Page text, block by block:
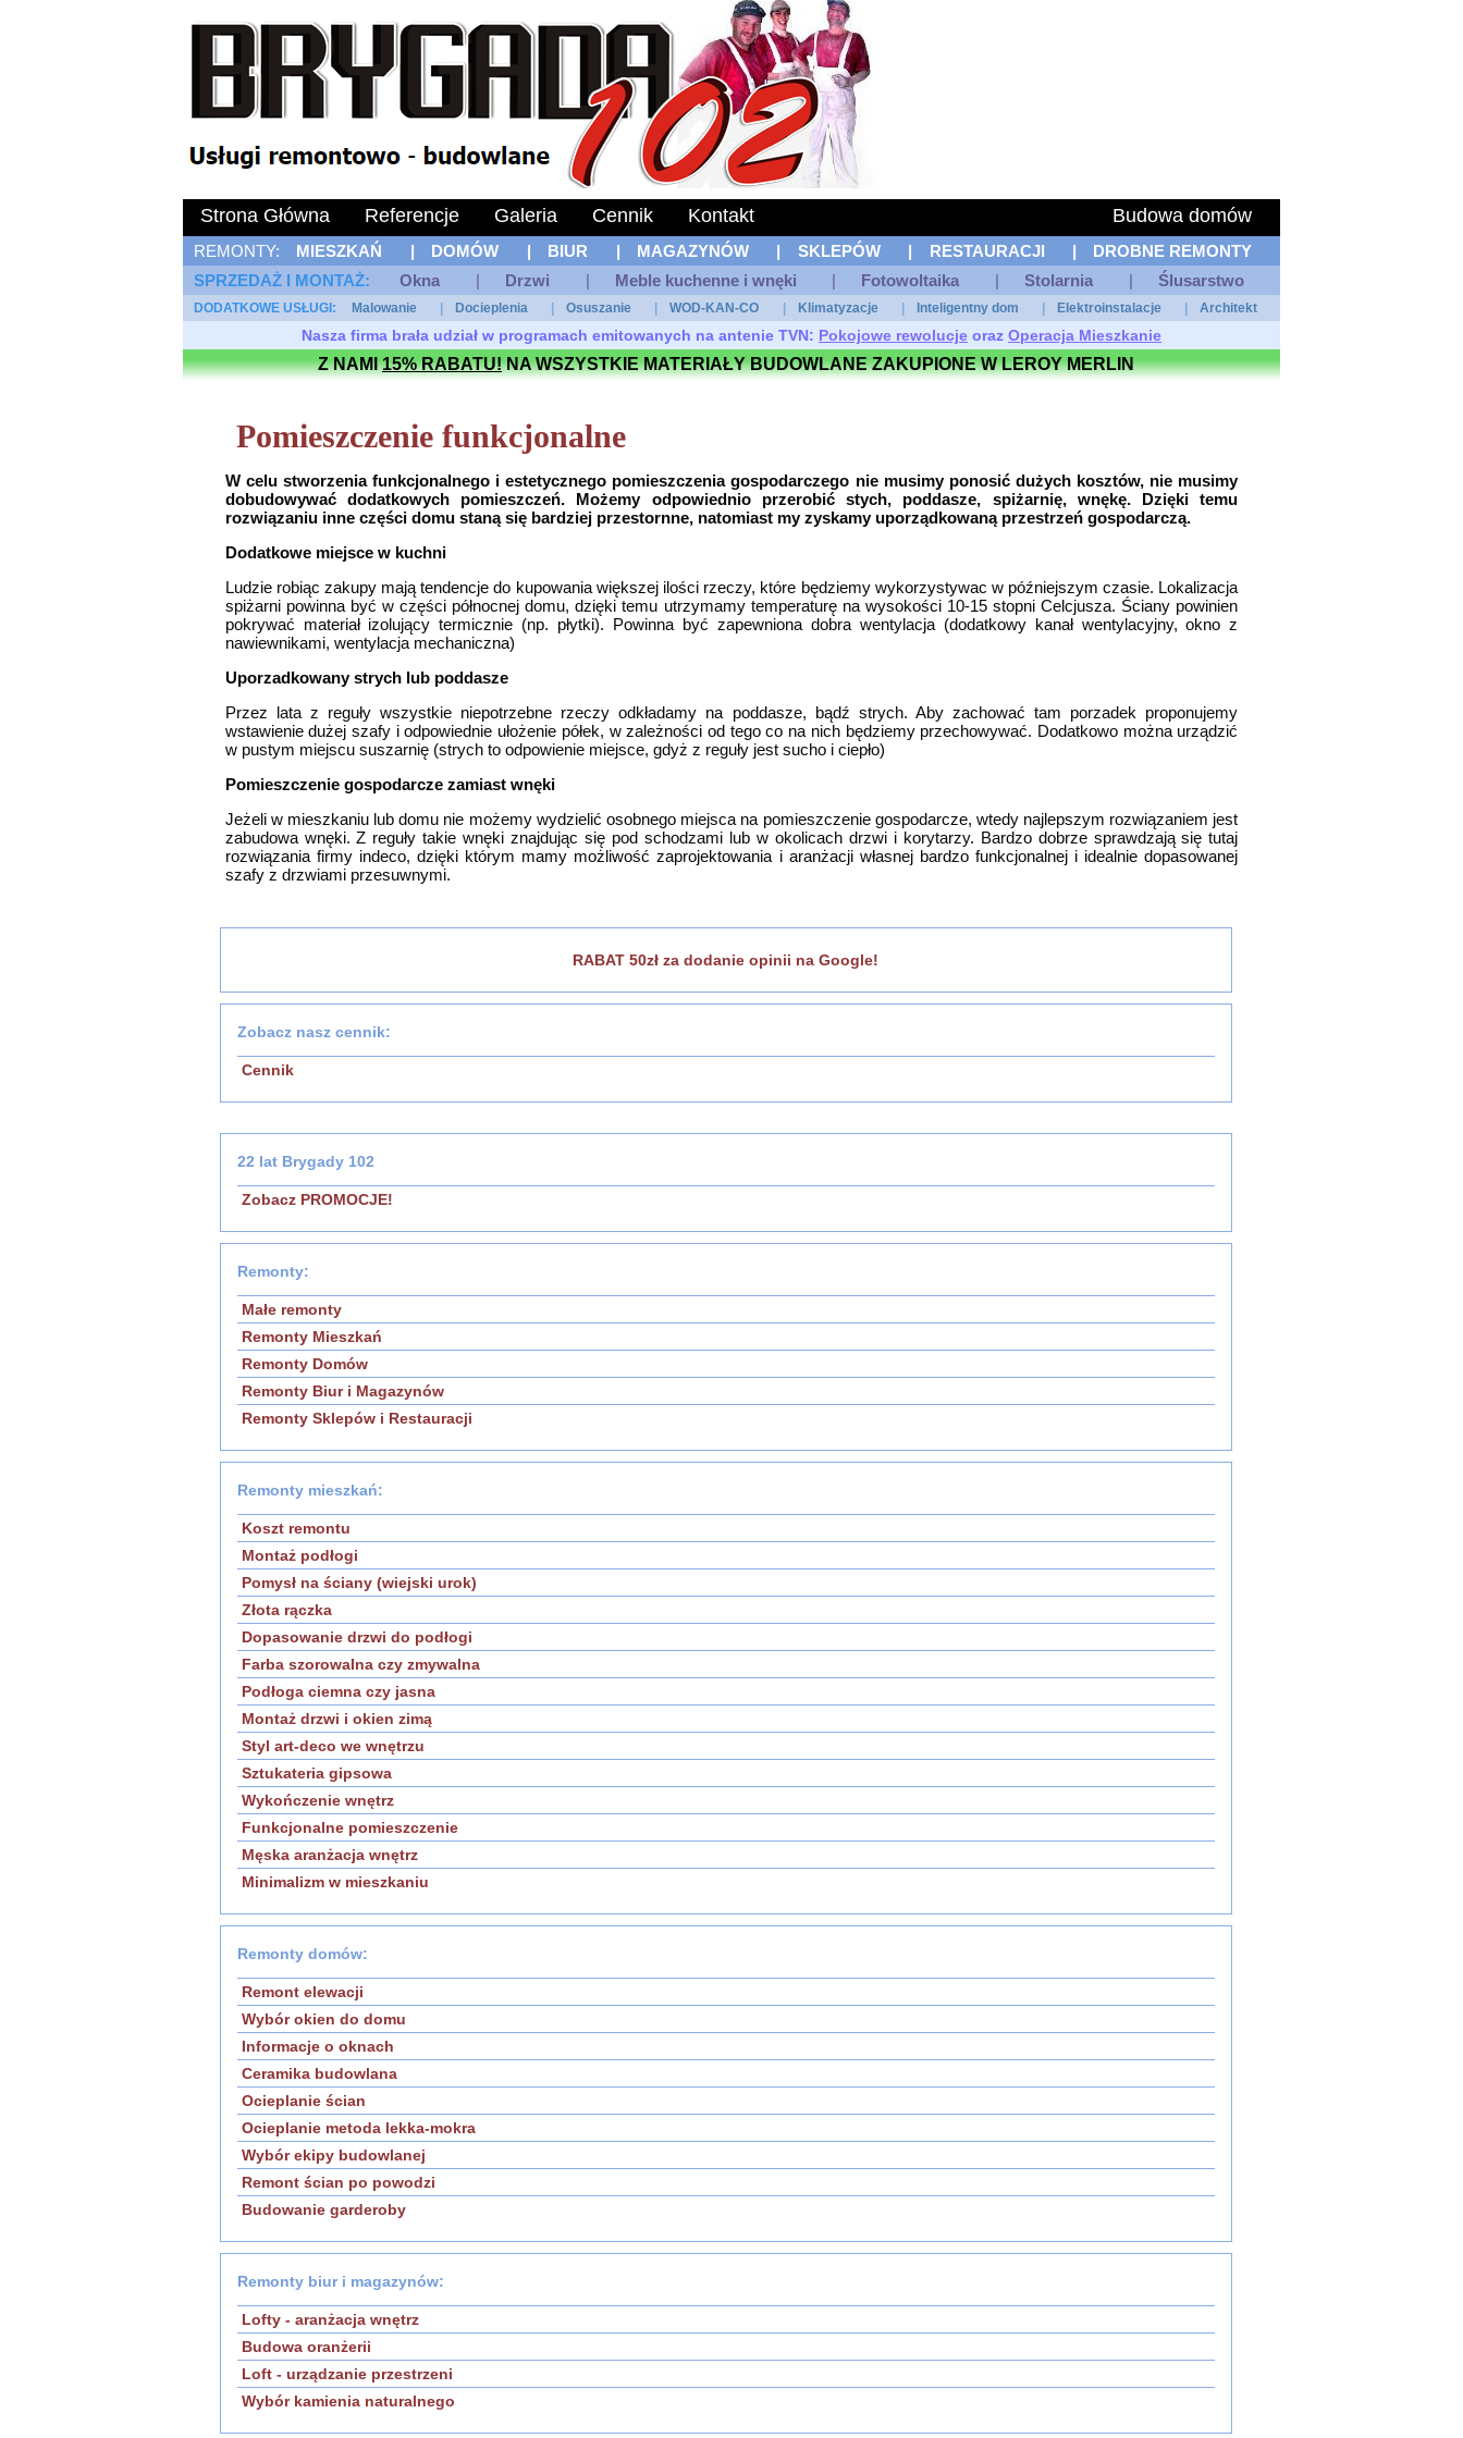
Strona Główna Referencje Galeria Cennik Kontakt Budowa domów
REMONTY: MIESZKAŃ | DOMÓW | BIUR | MAGAZYNÓW | SKLEPÓW | RESTAURACJI |
DROBNE REMONTY
SPRZEDAŻ I MONTAŻ:
Okna | Drzwi | Meble kuchenne i wnęki | Fotowoltaika | Stolarnia | Ślusarstwo
DODATKOWE USŁUGI: Malowanie Docieplenia Osuszanie WOD-KAN-CO Klimatyzacje Inteligentny dom Elektroinstalacje Architekt
Nasza firma brała udział w programach emitowanych na antenie TVN: Pokojowe rewolucje oraz Operacja Mieszkanie
Z NAMI15% RABATU!NA WSZYSTKIE MATERIAŁY BUDOWLANE ZAKUPIONE W LEROY MERLIN
RABAT 50zł za dodanie opinii na Google!
Zobacz nasz cennik:
Cennik
22 lat Brygady 102
Zobacz PROMOCJE!
Remonty:
Małe remonty
Remonty Mieszkań
Remonty Domów
Remonty Biur i Magazynów
Remonty Sklepów i Restauracji
Remonty mieszkań:
Koszt remontu
Montaż podłogi
Pomysł na ściany (wiejski urok)
Złota rączka
Dopasowanie drzwi do podłogi
Farba szorowalna czy zmywalna
Podłoga ciemna czy jasna
Montaż drzwi i okien zimą
Styl art-deco we wnętrzu
Sztukateria gipsowa
Wykończenie wnętrz
Funkcjonalne pomieszczenie
Męska aranżacja wnętrz
Minimalizm w mieszkaniu
Remonty domów:
Remont elewacji
Wybór okien do domu
Informacje o oknach
Ceramika budowlana
Ocieplanie ścian
Ocieplanie metoda lekka-mokra
Wybór ekipy budowlanej
Remont ścian po powodzi
Budowanie garderoby
Remonty biur i magazynów:
Lofty - aranżacja wnętrz
Budowa oranżerii
Loft - urządzanie przestrzeni
Wybór kamienia naturalnego
Pomieszczenie funkcjonalne
W celu stworzenia funkcjonalnego i estetycznego pomieszczenia gospodarczego nie musimy ponosić dużych kosztów, nie musimy
dobudowywać dodatkowych pomieszczeń. Możemy odpowiednio przerobić stych, poddasze, spiżarnię, wnękę. Dzięki temu
rozwiązaniu inne części domu staną się bardziej przestornne, natomiast my zyskamy uporządkowaną przestrzeń gospodarczą.
Dodatkowe miejsce w kuchni
Ludzie robiąc zakupy mają tendencje do kupowania większej ilości rzeczy, które będziemy wykorzystywac w późniejszym czasie. Lokalizacja
spiżarni powinna być w części północnej domu, dzięki temu utrzymamy temperaturę na wysokości 10-15 stopni Celcjusza. Ściany powinien
pokrywać materiał izolujący termicznie (np. płytki). Powinna być zapewniona dobra wentylacja (dodatkowy kanał wentylacyjny, okno z
nawiewnikami, wentylacja mechaniczna)
Uporzadkowany strych lub poddasze
Przez lata z reguły wszystkie niepotrzebne rzeczy odkładamy na poddasze, bądź strych. Aby zachować tam porzadek proponujemy
wstawienie dużej szafy i odpowiednie ułożenie półek, w zależności od tego co na nich będziemy przechowywać. Dodatkowo można urządzić
w pustym miejscu suszarnię (strych to odpowienie miejsce, gdyż z reguły jest sucho i ciepło)
Pomieszczenie gospodarcze zamiast wnęki
Jeżeli w mieszkaniu lub domu nie możemy wydzielić osobnego miejsca na pomieszczenie gospodarcze, wtedy najlepszym rozwiązaniem jest
zabudowa wnęki. Z reguły takie wnęki znajdując się pod schodzami lub w okolicach drzwi i korytarzy. Bardzo dobrze sprawdzają się tutaj
rozwiązania firmy indeco, dzięki którym mamy możliwość zaprojektowania i aranżacji własnej bardzo funkcjonalnej i idealnie dopasowanej
szafy z drzwiami przesuwnymi.